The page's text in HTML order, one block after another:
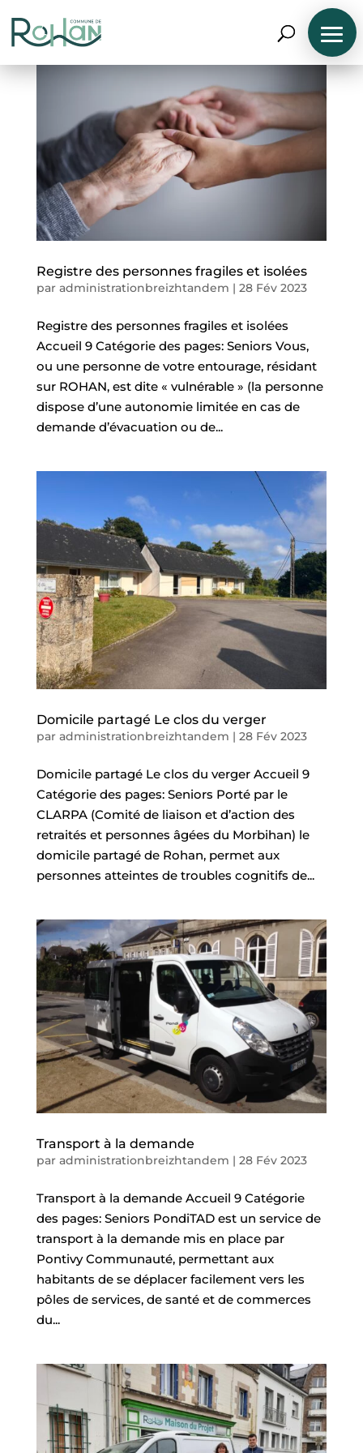
N
A
V
I
G
U
R
R
I
L
ACCUEIL
MA
COMMUNE
QUOTIDIEN
MES
LOISIRS
MES
DÉMARCHES
CONTACT
Registre des personnes fragiles et isolées
par administrationbreizhtandem | 28 Fév 2023
Registre des personnes fragiles et isolées
Accueil 9 Catégorie des pages: Seniors Vous,
ou une personne de votre entourage, résidant
sur ROHAN, est dite « vulnérable » (la personne
dispose d’une autonomie limitée en cas de
demande d’évacuation ou de...
Domicile partagé Le clos du verger
par administrationbreizhtandem | 28 Fév 2023
Domicile partagé Le clos du verger Accueil 9
Catégorie des pages: Seniors Porté par le
CLARPA (Comité de liaison et d’action des
retraités et personnes âgées du Morbihan) le
domicile partagé de Rohan, permet aux
personnes atteintes de troubles cognitifs de...
Transport à la demande
par administrationbreizhtandem | 28 Fév 2023
Transport à la demande Accueil 9 Catégorie
des pages: Seniors PondiTAD est un service de
transport à la demande mis en place par
Pontivy Communauté, permettant aux
habitants de se déplacer facilement vers les
pôles de services, de santé et de commerces
du...